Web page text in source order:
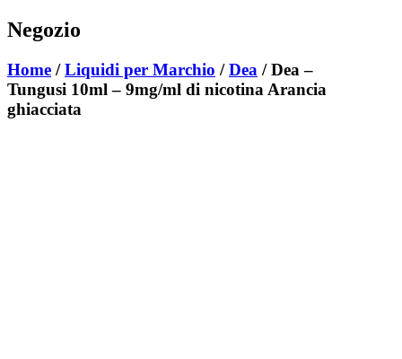
Negozio
Home /Liquidi per Marchio /Dea / Dea –
Tungusi 10ml – 9mg/ml di nicotina Arancia
ghiacciata